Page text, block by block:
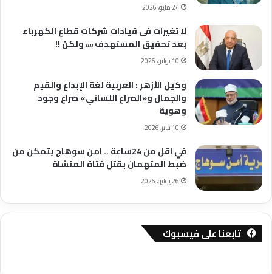
24 مايو، 2026
لا تغيرات فى قيادات شركات قطاع الكهرباء
بعد تحقيق المستهدف ،،،، ولكن !!
10 يوليو، 2026
وكيل الأزهر : العربية لغة الإبداع والقيم
والجمال و«الصراع اللساني» صراع وجود
وهوية
10 يناير، 2026
في اقل من 24ساعة .. امن سوهاج يتمكن من
ضبط المتهمان بقتل فتاة المنشاة
26 يوليو، 2026
تابعنا على فيسبوك